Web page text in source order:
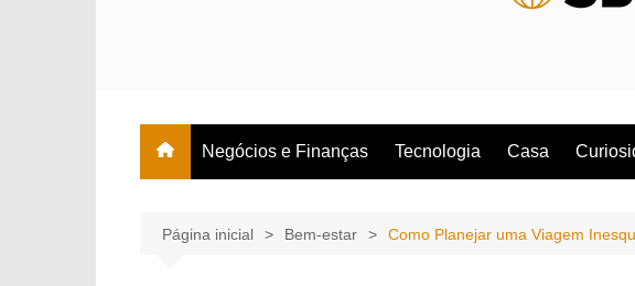
Negócios e Finanças Tecnologia Casa
Página inicial Bem-estar Como Planejar uma Viagem